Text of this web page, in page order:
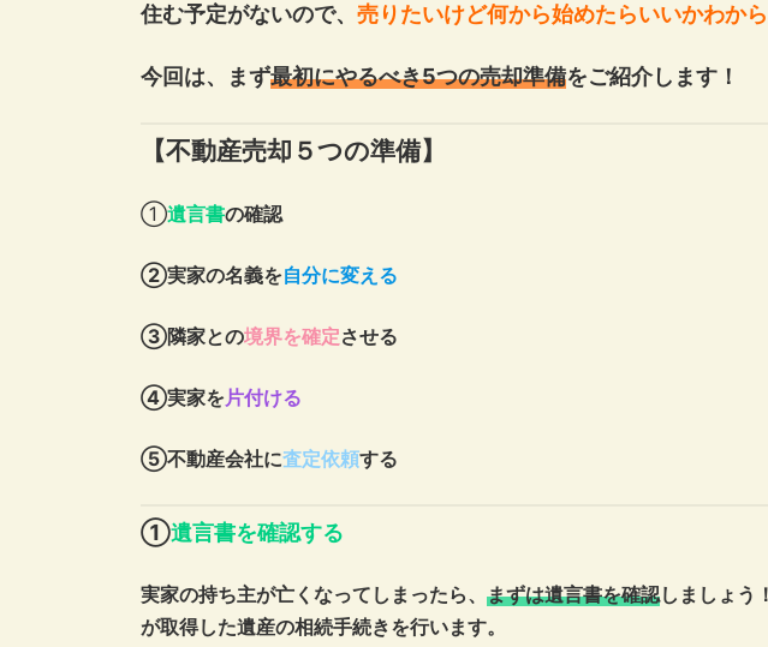
住む予定がないので、 売りたいけど何から始めたらいいかわか
今回は、まず最初にやるべき5つの売却準備をご紹介します！
【不動産売却５つの準備】
①遺言書の確認
②実家の名義を自分に変える
③隣家との境界を確定させる
④実家を 片付ける
⑤不動産会社に査定依頼する
①遺言書を確認する
実家の持ち主が亡くなってしまったら、 まずは遺言書を確認しましょう
が取得した遺産の相続手続きを行います。